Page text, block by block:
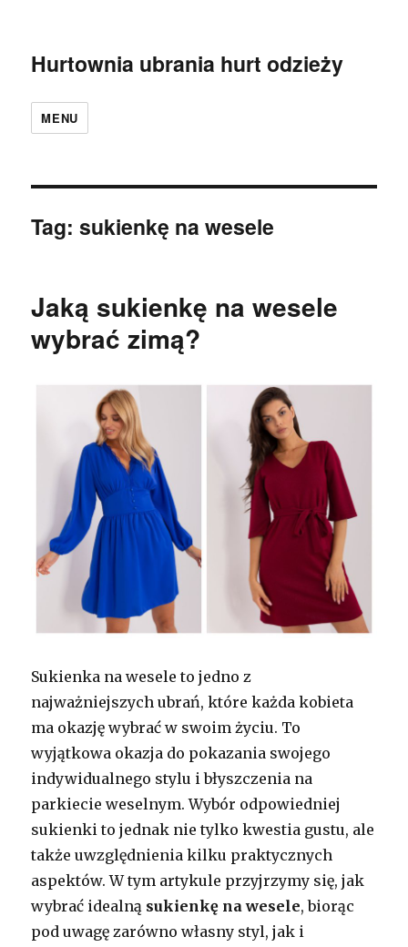
Hurtownia ubrania hurt odzieży
MENU
Tag:sukienkę na wesele
Jaką sukienkę na wesele
wybrać zimą?
Sukienka na wesele to jedno z
najważniejszych ubrań, które każda kobieta
ma okazję wybrać w swoim życiu. To
wyjątkowa okazja do pokazania swojego
indywidualnego stylu i błyszczenia na
parkiecie weselnym. Wybór odpowiedniej
sukienki to jednak nie tylko kwestia gustu, ale
także uwzględnienia kilku praktycznych
aspektów. W tym artykule przyjrzymy się, jak
wybrać idealną sukienkę na wesele, biorąc
pod uwagę zarówno własny styl, jak i